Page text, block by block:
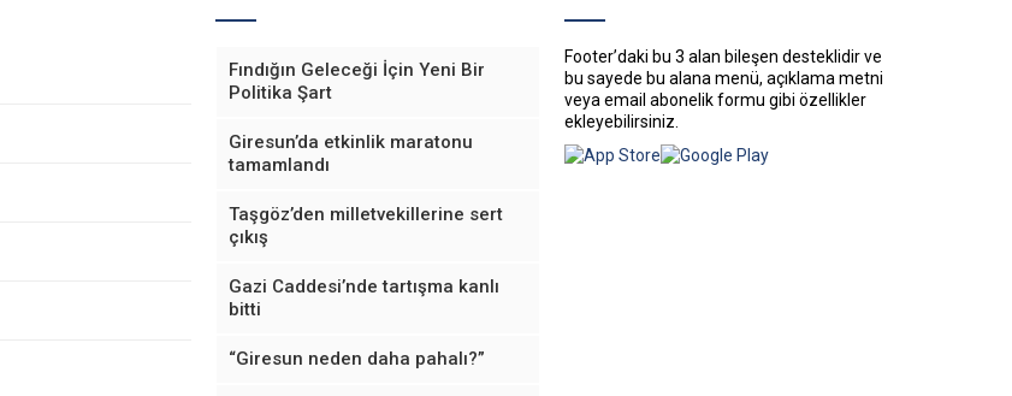
Fındığın Geleceği İçin Yeni Bir
Politika Şart
Giresun’da etkinlik maratonu
tamamlandı
Taşgöz’den milletvekillerine sert
çıkış
Gazi Caddesi’nde tartışma kanlı
bitti
“Giresun neden daha pahalı?”
Footer’daki bu 3 alan bileşen desteklidir ve
bu sayede bu alana menü, açıklama metni
veya email abonelik formu gibi özellikler
ekleyebilirsiniz.